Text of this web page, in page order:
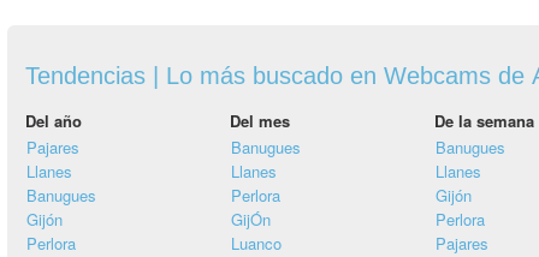
Tendencias | Lo más buscado en Webcams de
Del año Del mes
De la semana
Pajares
Llanes
Banugues
Gijón
Perlora
Banugues
Llanes
Perlora
GijÓn
Luanco
Banugues
Llanes
Gijón
Perlora
Pajares